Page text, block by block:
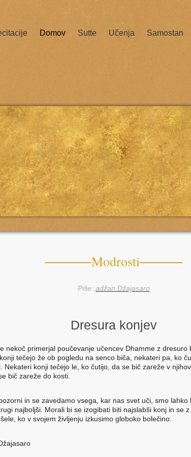
Domov Sutte Učenja Samostan
Modrosti
Piše: adžan Džajasaro
Dresura konjev
nekoč primerjal poučevanje učencev Dhamme z dresuro
tečejo že ob pogledu na senco biča, nekateri pa, ko
Nekateri konji tečejo le, ko čutijo, da se bič zareže v
bič zareže do kosti.
in se zavedamo vsega, kar nas svet uči, smo lahko
najboljši. Morali bi se izogibati biti najslabši konj in se
ko v svojem življenju izkusimo globoko bolečino.